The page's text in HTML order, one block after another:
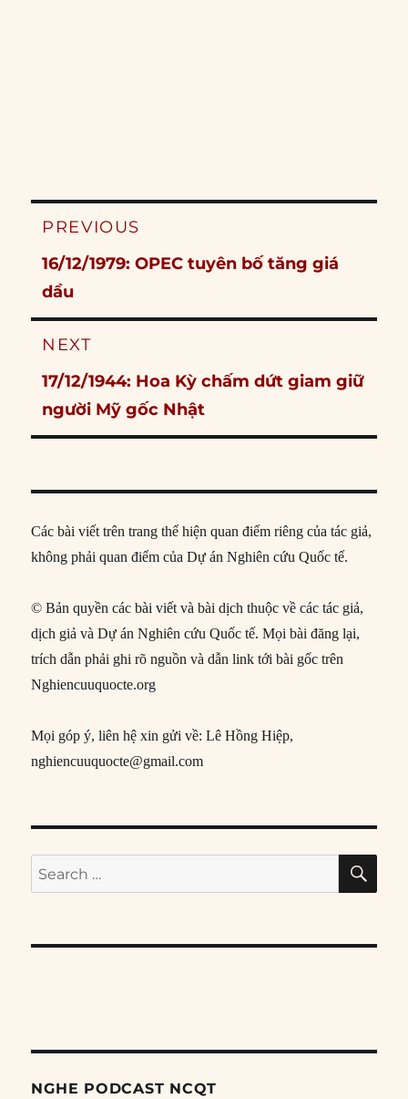
Post
PREVIOUS
Previous
post:
16/12/1979: OPEC tuyên bố tăng giá
dầu
NEXT
Next
post:
17/12/1944: Hoa Kỳ chấm dứt giam giữ
người Mỹ gốc Nhật
Các bài viết trên trang thể hiện quan điểm riêng của tác giả,
không phải quan điểm của Dự án Nghiên cứu Quốc tế.
© Bản quyền các bài viết và bài dịch thuộc về các tác giả,
dịch giả và Dự án Nghiên cứu Quốc tế. Mọi bài đăng lại,
trích dẫn phải ghi rõ nguồn và dẫn link tới bài gốc trên
Nghiencuuquocte.org
Mọi góp ý, liên hệ xin gửi về: Lê Hồng Hiệp,
nghiencuuquocte@gmail.com
Search
for:
NGHE PODCAST NCQT